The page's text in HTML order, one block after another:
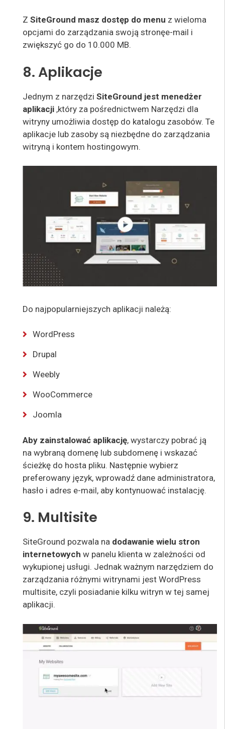
Z SiteGround masz dostęp do menu z wieloma
opcjami do zarządzania swoją stronęe-mail i
zwiększyć go do 10.000 MB.
8. Aplikacje
Jednym z narzędzi SiteGround jest menedżer
aplikacji ,który za pośrednictwem Narzędzi dla
witryny umożliwia dostęp do katalogu zasobów. Te
aplikacje lub zasoby są niezbędne do zarządzania
witryną i kontem hostingowym.
Do najpopularniejszych aplikacji należą:
WordPress
Drupal
Weebly
WooCommerce
Joomla
Aby zainstalować aplikację, wystarczy pobrać ją
na wybraną domenę lub subdomenę i wskazać
ścieżkę do hosta pliku. Następnie wybierz
preferowany język, wprowadź dane administratora,
hasło i adres e-mail, aby kontynuować instalację.
9. Multisite
SiteGround pozwala na dodawanie wielu stron
internetowych w panelu klienta w zależności od
wykupionej usługi. Jednak ważnym narzędziem do
zarządzania różnymi witrynami jest WordPress
multisite, czyli posiadanie kilku witryn w tej samej
aplikacji.